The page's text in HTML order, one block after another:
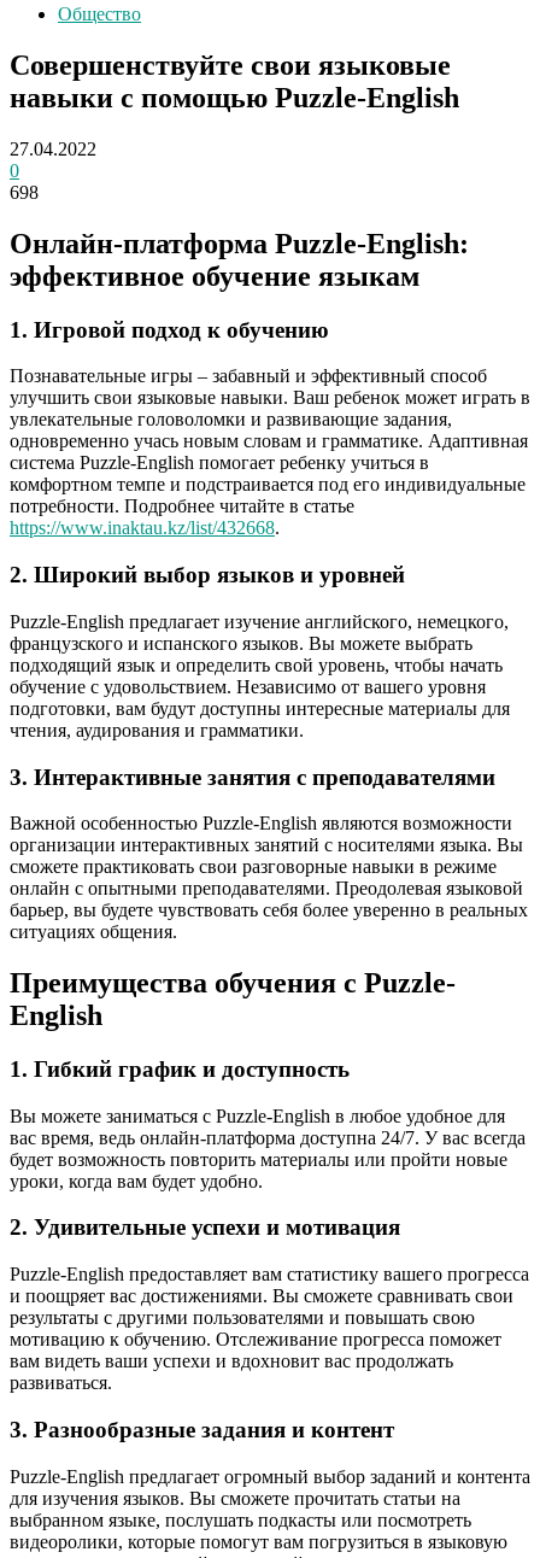
Общество
Совершенствуйте свои языковые
навыки с помощью Puzzle-English
27.04.2022
0
698
Онлайн-платформа Puzzle-English:
эффективное обучение языкам
1. Игровой подход к обучению
Познавательные игры – забавный и эффективный способ
улучшить свои языковые навыки. Ваш ребенок может играть в
увлекательные головоломки и развивающие задания,
одновременно учась новым словам и грамматике. Адаптивная
система Puzzle-English помогает ребенку учиться в
комфортном темпе и подстраивается под его индивидуальные
потребности. Подробнее читайте в статье
https://www.inaktau.kz/list/432668.
2. Широкий выбор языков и уровней
Puzzle-English предлагает изучение английского, немецкого,
французского и испанского языков. Вы можете выбрать
подходящий язык и определить свой уровень, чтобы начать
обучение с удовольствием. Независимо от вашего уровня
подготовки, вам будут доступны интересные материалы для
чтения, аудирования и грамматики.
3. Интерактивные занятия с преподавателями
Важной особенностью Puzzle-English являются возможности
организации интерактивных занятий с носителями языка. Вы
сможете практиковать свои разговорные навыки в режиме
онлайн с опытными преподавателями. Преодолевая языковой
барьер, вы будете чувствовать себя более уверенно в реальных
ситуациях общения.
Преимущества обучения с Puzzle-
English
1. Гибкий график и доступность
Вы можете заниматься с Puzzle-English в любое удобное для
вас время, ведь онлайн-платформа доступна 24/7. У вас всегда
будет возможность повторить материалы или пройти новые
уроки, когда вам будет удобно.
2. Удивительные успехи и мотивация
Puzzle-English предоставляет вам статистику вашего прогресса
и поощряет вас достижениями. Вы сможете сравнивать свои
результаты с другими пользователями и повышать свою
мотивацию к обучению. Отслеживание прогресса поможет
вам видеть ваши успехи и вдохновит вас продолжать
развиваться.
3. Разнообразные задания и контент
Puzzle-English предлагает огромный выбор заданий и контента
для изучения языков. Вы сможете прочитать статьи на
выбранном языке, послушать подкасты или посмотреть
видеоролики, которые помогут вам погрузиться в языковую